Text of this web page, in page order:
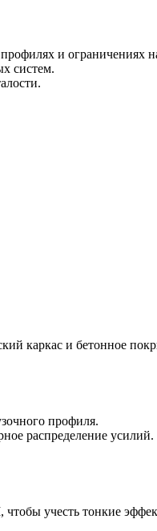
и ограничениях
систем.
каркас и бетонное
профиля.
распределение усилий.
учесть тонкие